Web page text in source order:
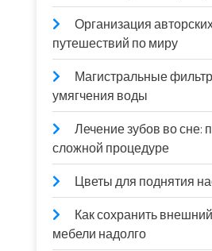
Организация
путешествий по миру
Магистральные
умягчения воды
Лечение зубов во сне:
сложной процедуре
Цветы для поднятия
Как сохранить
мебели надолго